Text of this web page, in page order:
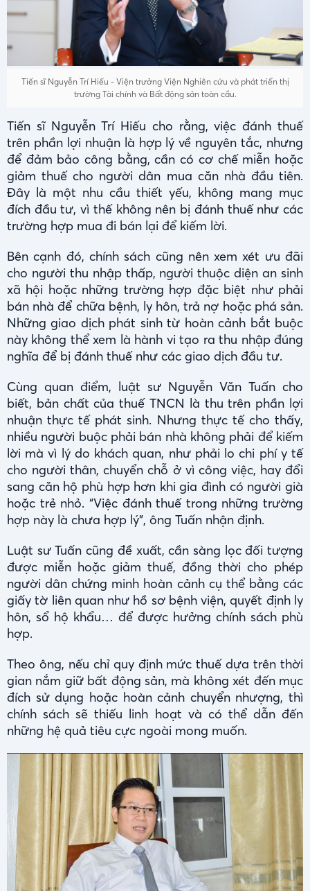
Tiến sĩ Nguyễn Trí Hiếu - Viện trưởng Viện Nghiên cứu và phát triển thị
trường Tài chính và Bất động sản toàn cầu.
Tiến sĩ Nguyễn Trí Hiếu cho rằng, việc đánh thuế
trên phần lợi nhuận là hợp lý về nguyên tắc, nhưng
để đảm bảo công bằng, cần có cơ chế miễn hoặc
giảm thuế cho người dân mua căn nhà đầu tiên.
Đây là một nhu cầu thiết yếu, không mang mục
đích đầu tư, vì thế không nên bị đánh thuế như các
trường hợp mua đi bán lại để kiếm lời.
Bên cạnh đó, chính sách cũng nên xem xét ưu đãi
cho người thu nhập thấp, người thuộc diện an sinh
xã hội hoặc những trường hợp đặc biệt như phải
bán nhà để chữa bệnh, ly hôn, trả nợ hoặc phá sản.
Những giao dịch phát sinh từ hoàn cảnh bắt buộc
này không thể xem là hành vi tạo ra thu nhập đúng
nghĩa để bị đánh thuế như các giao dịch đầu tư.
Cùng quan điểm, luật sư Nguyễn Văn Tuấn cho
biết, bản chất của thuế TNCN là thu trên phần lợi
nhuận thực tế phát sinh. Nhưng thực tế cho thấy,
nhiều người buộc phải bán nhà không phải để kiếm
lời mà vì lý do khách quan, như phải lo chi phí y tế
cho người thân, chuyển chỗ ở vì công việc, hay đổi
sang căn hộ phù hợp hơn khi gia đình có người già
hoặc trẻ nhỏ. “Việc đánh thuế trong những trường
hợp này là chưa hợp lý”, ông Tuấn nhận định.
Luật sư Tuấn cũng đề xuất, cần sàng lọc đối tượng
được miễn hoặc giảm thuế, đồng thời cho phép
người dân chứng minh hoàn cảnh cụ thể bằng các
giấy tờ liên quan như hồ sơ bệnh viện, quyết định ly
hôn, sổ hộ khẩu… để được hưởng chính sách phù
hợp.
Theo ông, nếu chỉ quy định mức thuế dựa trên thời
gian nắm giữ bất động sản, mà không xét đến mục
đích sử dụng hoặc hoàn cảnh chuyển nhượng, thì
chính sách sẽ thiếu linh hoạt và có thể dẫn đến
những hệ quả tiêu cực ngoài mong muốn.